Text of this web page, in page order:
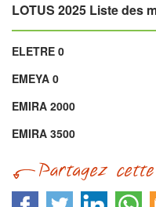
LOTUS 2025 Liste des
ELETRE 0
EMEYA 0
EMIRA 2000
EMIRA 3500